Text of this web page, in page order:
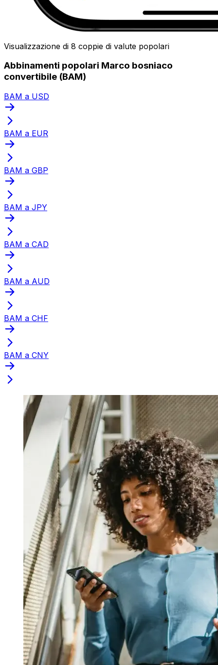
Visualizzazione di 8 coppie di valute popolari
Abbinamenti popolari Marco bosniaco
convertibile (BAM)
BAM a USD
BAM a EUR
BAM a GBP
BAM a JPY
BAM a CAD
BAM a AUD
BAM a CHF
BAM a CNY